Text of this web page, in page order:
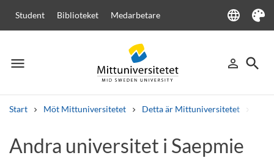
Student Biblioteket Medarbetare language
Language
Tema
menu
Meny person_outline
Logga in
search
Sök
Start Möt Mittuniversitetet Detta är Mittuniversitetet
Andra söktjänster
Andra universitet i Saepmie